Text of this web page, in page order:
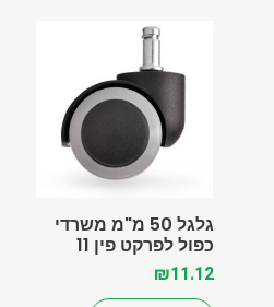
גלגל 50 מ"מ משרדי
כפול לפרקט פין 11
₪11.12